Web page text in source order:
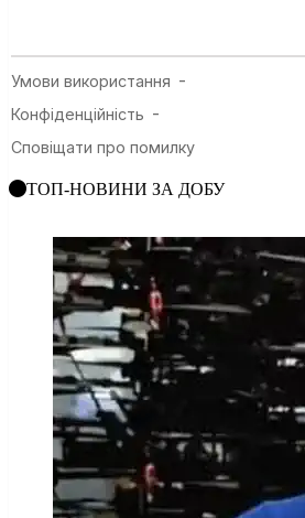
ТОП-НОВИНИ ЗА ДОБУ